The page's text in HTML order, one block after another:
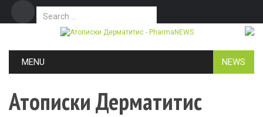
Search for:
MENU NEWS
Атописки Дерматитис